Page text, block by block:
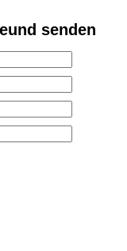
senden